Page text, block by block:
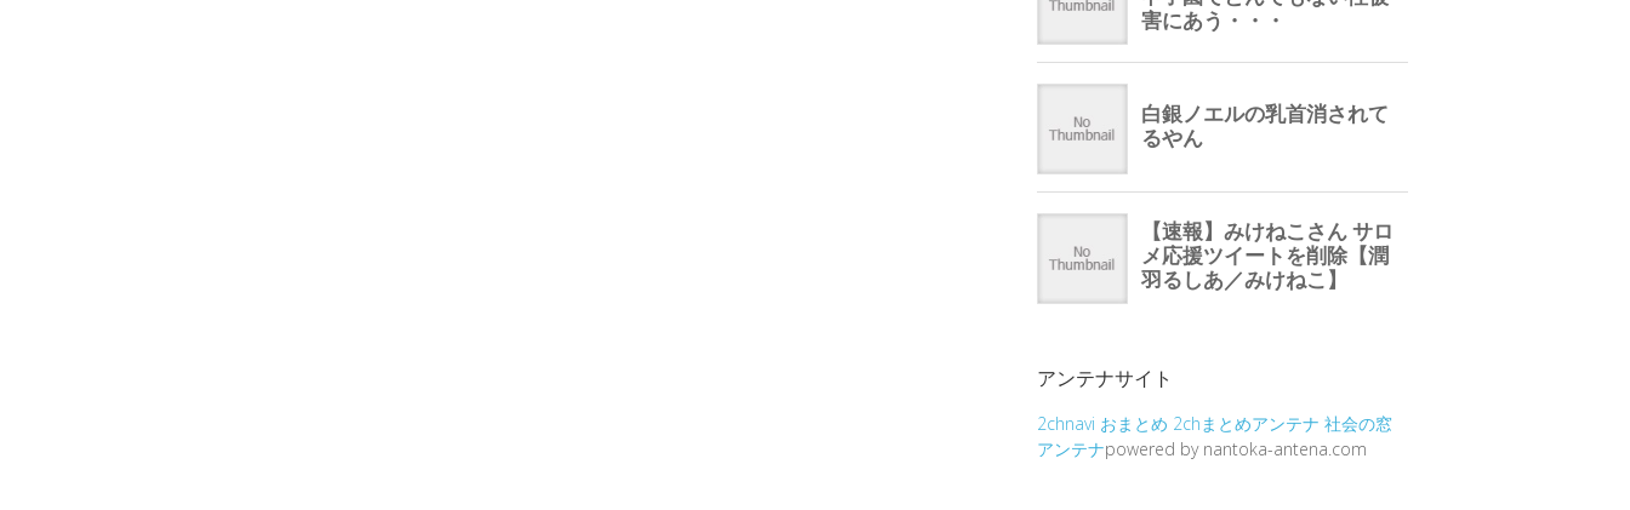
アンテナサイト
2chnavi おまとめ 2chまとめアンテナ 社会の窓
アンテナpowered by nantoka-antena.com